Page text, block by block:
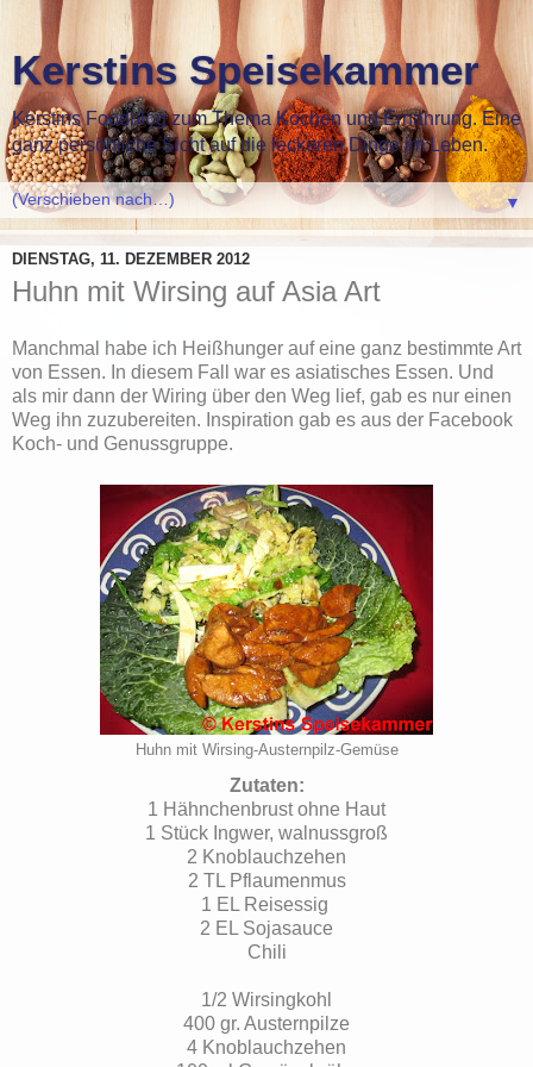
Kerstins Speisekammer
Kerstins Foodblog zum Thema Kochen und Ernährung. Eine
ganz persönliche Sicht auf die leckeren Dinge im Leben.
▼
DIENSTAG, 11. DEZEMBER 2012
Huhn mit Wirsing auf Asia Art
Manchmal habe ich Heißhunger auf eine ganz bestimmte Art
von Essen. In diesem Fall war es asiatisches Essen. Und
als mir dann der Wiring über den Weg lief, gab es nur einen
Weg ihn zuzubereiten. Inspiration gab es aus der Facebook
Koch- und Genussgruppe.
Huhn mit Wirsing-Austernpilz-Gemüse
Zutaten:
1 Hähnchenbrust ohne Haut
1 Stück Ingwer, walnussgroß
2 Knoblauchzehen
2 TL Pflaumenmus
1 EL Reisessig
2 EL Sojasauce
Chili
1/2 Wirsingkohl
400 gr. Austernpilze
4 Knoblauchzehen